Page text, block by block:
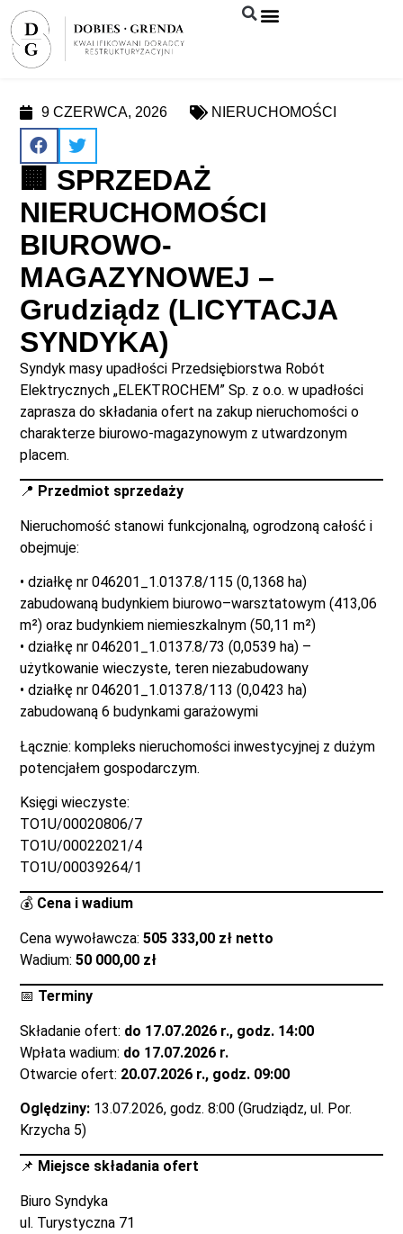
9 CZERWCA, 2026 NIERUCHOMOŚCI
🏢 SPRZEDAŻ
NIERUCHOMOŚCI
BIUROWO-
MAGAZYNOWEJ –
Grudziądz (LICYTACJA
SYNDYKA)
Syndyk masy upadłości Przedsiębiorstwa Robót
Elektrycznych „ELEKTROCHEM” Sp. z o.o. w upadłości
zaprasza do składania ofert na zakup nieruchomości o
charakterze biurowo-magazynowym z utwardzonym
placem.
📍 Przedmiot sprzedaży
Nieruchomość stanowi funkcjonalną, ogrodzoną całość i
obejmuje:
• działkę nr 046201_1.0137.8/115 (0,1368 ha)
zabudowaną budynkiem biurowo–warsztatowym (413,06
m²) oraz budynkiem niemieszkalnym (50,11 m²)
• działkę nr 046201_1.0137.8/73 (0,0539 ha) –
użytkowanie wieczyste, teren niezabudowany
• działkę nr 046201_1.0137.8/113 (0,0423 ha)
zabudowaną 6 budynkami garażowymi
Łącznie: kompleks nieruchomości inwestycyjnej z dużym
potencjałem gospodarczym.
Księgi wieczyste:
TO1U/00020806/7
TO1U/00022021/4
TO1U/00039264/1
💰 Cena i wadium
Cena wywoławcza:505 333,00 zł netto
Wadium:50 000,00 zł
📅 Terminy
Składanie ofert: do 17.07.2026 r., godz. 14:00
Wpłata wadium: do 17.07.2026 r.
Otwarcie ofert: 20.07.2026 r., godz. 09:00
Oględziny: 13.07.2026, godz. 8:00 (Grudziądz, ul. Por.
Krzycha 5)
📌 Miejsce składania ofert
Biuro Syndyka
ul. Turystyczna 71